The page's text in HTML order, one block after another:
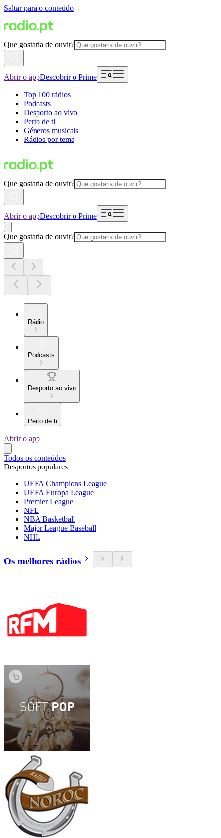
Saltar para o conteúdo
Que gostaria de ouvir?
Abrir o appDescobrir o Prime
Top 100 rádios
Podcasts
Desporto ao vivo
Perto de ti
Géneros musicais
Rádios por tema
Que gostaria de ouvir?
Abrir o appDescobrir o Prime
Que gostaria de ouvir?
Rádio
Podcasts
Desporto ao vivo
Perto de ti
Abrir o app
Todos os conteúdos
Desportos populares
UEFA Champions League
UEFA Europa League
Premier League
NFL
NBA Basketball
Major League Baseball
NHL
Os melhores rádios